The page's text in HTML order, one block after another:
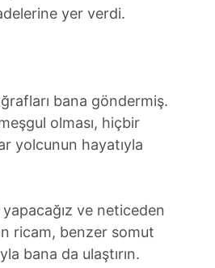
yer verdi.
bana göndermiş.
olması, hiçbir
yolcunun hayatıyla
ve neticeden
ricam, benzer somut
bana da ulaştırın.